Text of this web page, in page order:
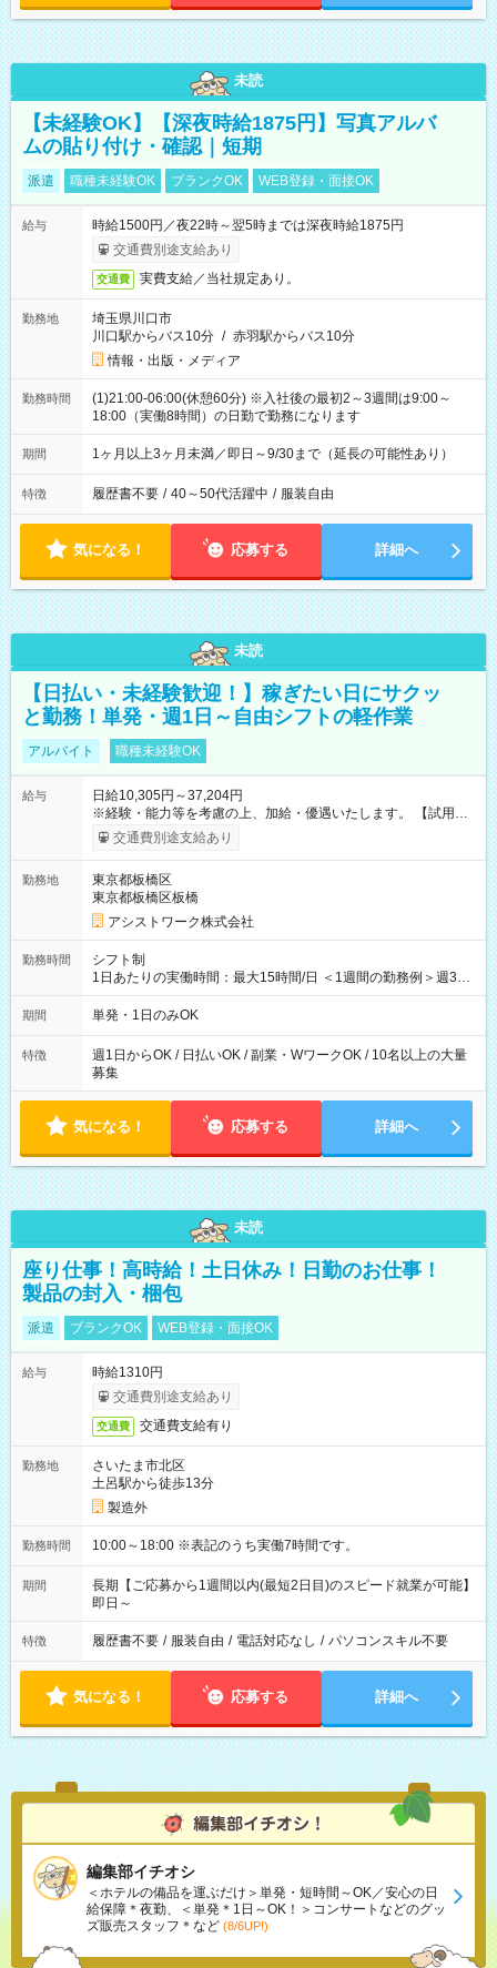
未読
【未経験OK】【深夜時給1875円】写真アルバ
ムの貼り付け・確認｜短期
派遣 職種未経験OK ブランクOK WEB登録・面接OK
給与
時給1500円／夜22時～翌5時までは深夜時給1875円
交通費別途支給あり
交通費 実費支給／当社規定あり。
勤務地
埼玉県川口市
川口駅からバス10分 / 赤羽駅からバス10分
情報・出版・メディア
勤務時間
(1)21:00-06:00(休憩60分) ※入社後の最初2～3週間は9:00～
18:00（実働8時間）の日勤で勤務になります
期間 1ヶ月以上3ヶ月未満／即日～9/30まで（延長の可能性あり）
特徴 履歴書不要 / 40～50代活躍中 / 服装自由
気になる！ 応募する 詳細へ
未読
【日払い・未経験歓迎！】稼ぎたい日にサクッ
と勤務！単発・週1日～自由シフトの軽作業
アルバイト 職種未経験OK
給与
日給10,305円～37,204円
※経験・能力等を考慮の上、加給・優遇いたします。 【試用期
間】試用期間なし
交通費別途支給あり
勤務地
東京都板橋区
東京都板橋区板橋
アシストワーク株式会社
勤務時間
シフト制
1日あたりの実働時間：最大15時間/日 ＜1週間の勤務例＞週3回
勤務 勤務：月・水・金 休み：火・木・土・日 好きな時にお仕事
可能です！ ※1日あたりの最大実働時間は日勤、夜勤共に勤務し
期間 単発・1日のみOK
特徴
週1日からOK / 日払いOK / 副業・WワークOK / 10名以上の大量
募集
気になる！ 応募する 詳細へ
未読
座り仕事！高時給！土日休み！日勤のお仕事！
製品の封入・梱包
派遣 ブランクOK WEB登録・面接OK
給与
時給1310円
交通費別途支給あり
交通費 交通費支給有り
勤務地
さいたま市北区
土呂駅から徒歩13分
製造外
勤務時間 10:00～18:00 ※表記のうち実働7時間です。
期間
長期【ご応募から1週間以内(最短2日目)のスピード就業が可能】
即日～
特徴 履歴書不要 / 服装自由 / 電話対応なし / パソコンスキル不要
気になる！ 応募する 詳細へ
編集部イチオシ
＜ホテルの備品を運ぶだけ＞単発・短時間～OK／安心の日
給保障＊夜勤、＜単発＊1日～OK！＞コンサートなどのグッ
ズ販売スタッフ＊など (8/6UP!)